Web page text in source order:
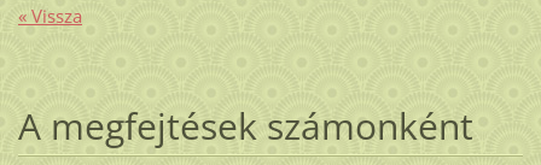
« Vissza
A megfejtések számonként